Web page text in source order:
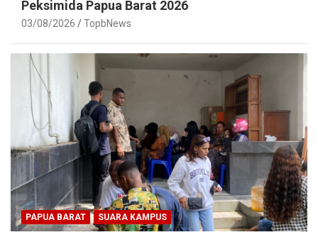
Peksimida Papua Barat 2026
03/08/2026 TopbNews
PAPUA BARAT SUARA KAMPUS